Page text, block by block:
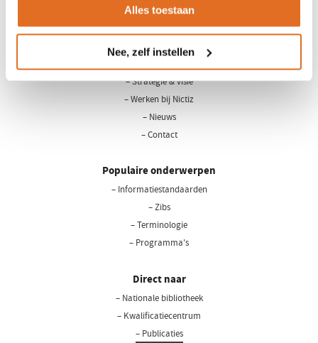
Alles toestaan
Nee, zelf instellen
LinkedInYoutube
– Strategie & visie
– Werken bij Nictiz
– Nieuws
– Contact
Populaire onderwerpen
– Informatiestandaarden
– Zibs
– Terminologie
– Programma's
Direct naar
– Nationale bibliotheek(opent
– Kwalificatiecentrum
– Publicaties